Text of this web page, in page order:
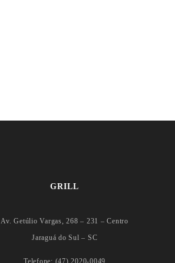
GRILL
Av. Getúlio Vargas, 268 – 231 – Centro
Jaraguá do Sul – SC
Telefone: (47) 2020-0049